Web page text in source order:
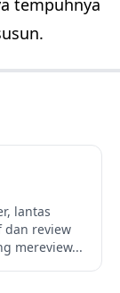
tempuhnya
lantas
dan review
mereview...